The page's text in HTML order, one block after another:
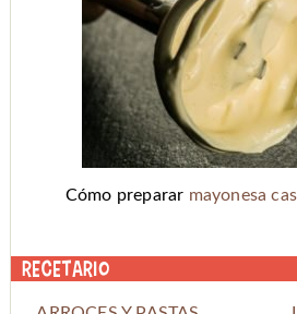
Cómo preparar mayonesa
Recetario